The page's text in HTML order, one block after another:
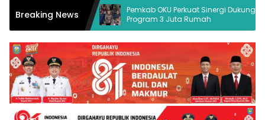
Breaking News
Desak
Pemkab OKU Perkuat Sinergi Dukung
Program 3 Juta Rumah